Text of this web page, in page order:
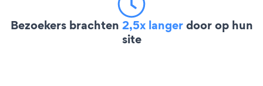
Bezoekers brachten 2,5x langerdoor op hun
site